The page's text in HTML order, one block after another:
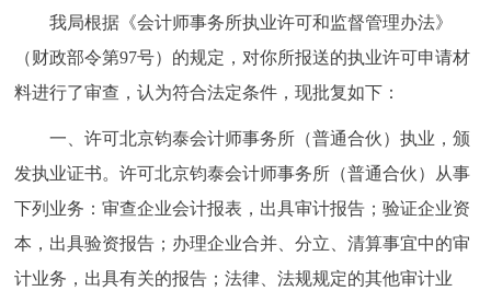
我局根据《会计师事务所执业许可和监督管理办法》
（财政部令第97号）的规定，对你所报送的执业许可申请材
料进行了审查，认为符合法定条件，现批复如下：
一、许可北京钧泰会计师事务所（普通合伙）执业，颁
发执业证书。许可北京钧泰会计师事务所（普通合伙）从事
下列业务：审查企业会计报表，出具审计报告；验证企业资
本，出具验资报告；办理企业合并、分立、清算事宜中的审
计业务，出具有关的报告；法律、法规规定的其他审计业